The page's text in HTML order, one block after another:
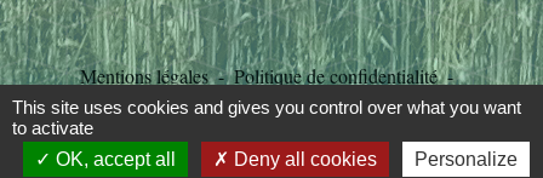
Mentions légales - Politique de confidentialité -
Accessibilité - Plan du site - Gestion des cookies
Site créé en partenariat avec Réseau des Communes
This site uses cookies and gives you control over what you want
to activate
OK, accept all
Deny all cookies Personalize